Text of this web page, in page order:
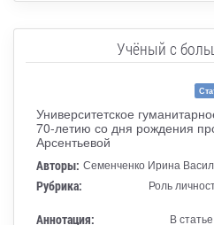
Учёный с
Университетское
70-летию со дня рождения
Арсентьевой
Авторы: Семенченко Ирина
Рубрика:
Роль
Аннотация:
В